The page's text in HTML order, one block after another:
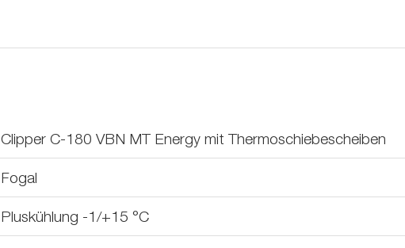
Clipper C-180 VBN MT Energy mit Thermoschiebescheiben
Fogal
Pluskühlung -1/+15 °C